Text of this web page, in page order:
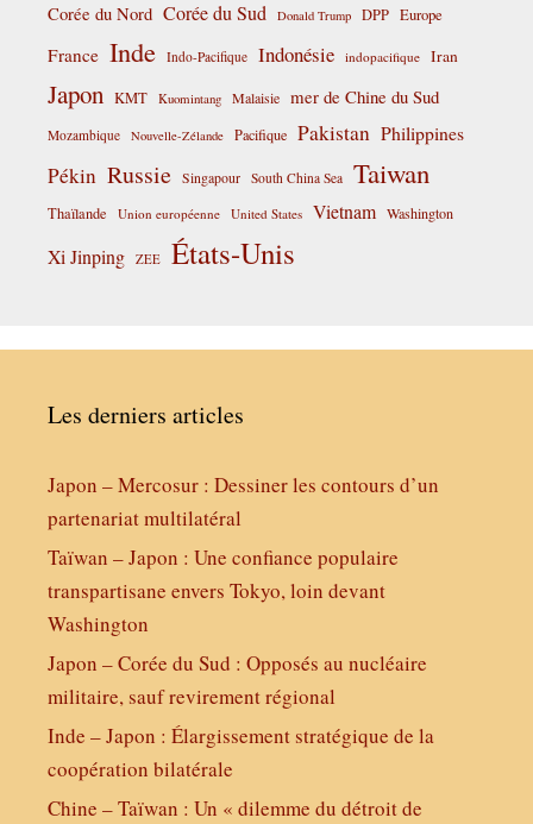
Corée du Nord Corée du Sud Donald Trump DPP Europe
France Inde Indo-Pacifique Indonésie indopacifique Iran
Japon KMT Kuomintang Malaisie mer de Chine du Sud
Mozambique Nouvelle-Zélande Pacifique Pakistan Philippines
Pékin Russie Singapour South China Sea Taiwan
Thaïlande Union européenne United States Vietnam Washington
Xi Jinping ZEE États-Unis
Les derniers articles
Japon – Mercosur : Dessiner les contours d’un
partenariat multilatéral
Taïwan – Japon : Une confiance populaire
transpartisane envers Tokyo, loin devant
Washington
Japon – Corée du Sud : Opposés au nucléaire
militaire, sauf revirement régional
Inde – Japon : Élargissement stratégique de la
coopération bilatérale
Chine – Taïwan : Un « dilemme du détroit de